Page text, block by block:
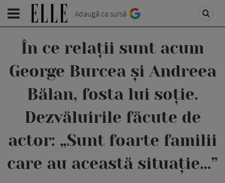
Adaugă ca sursă
În ce relații sunt acum
George Burcea și Andreea
Bălan, fosta lui soție.
Dezvăluirile făcute de
actor: „Sunt foarte familii
care au această situație…”